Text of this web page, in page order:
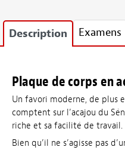
Description Examens
Plaque de corps en
Un favori moderne, de plus
comptent sur l’acajou du
riche et sa facilité de travail.
Bien qu’il ne s’agisse pas